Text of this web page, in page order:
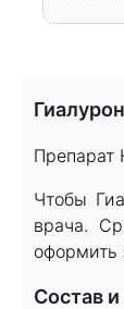
of
Препарат
Чтобы
врача.
оформить
Состав